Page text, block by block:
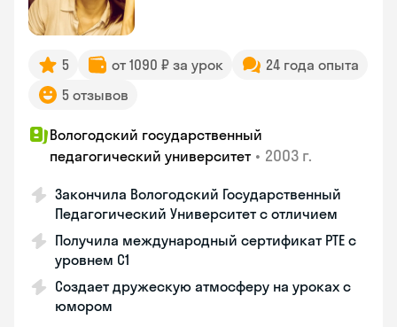
5 от 1090 ₽ за урок
24 года опыта
5 отзывов
Вологодский государственный
педагогический университет • 2003 г.
Закончила Вологодский Государственный
Педагогический Университет с отличием
Получила международный сертификат PTE с
уровнем C1
Создает дружескую атмосферу на уроках с
юмором